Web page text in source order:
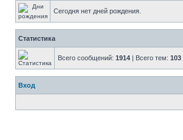
Сегодня нет дней рождения.
Статистика
Всего сообщений: 1914 | Всего тем: 103
Вход